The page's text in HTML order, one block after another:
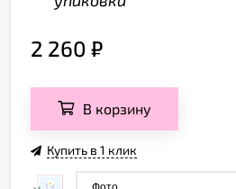
2 260 ₽
В корзину
Купить в 1 клик